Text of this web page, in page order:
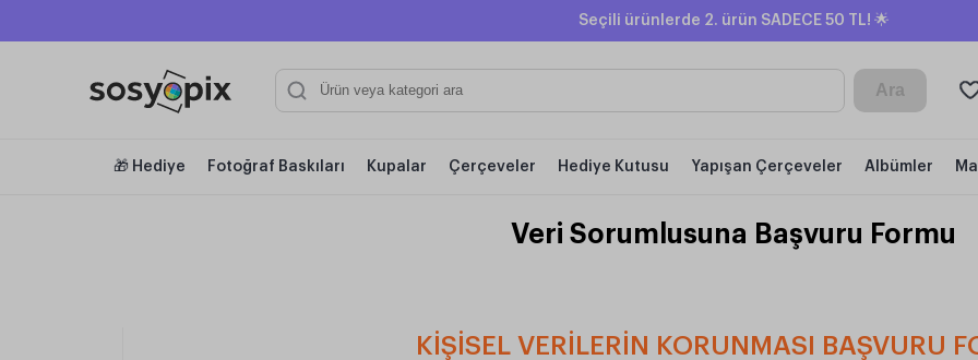
Seçili ürünlerde 2. ürün SADECE 50 TL! 🌟
Ara
🎁 Hediye Fotoğraf Baskıları Kupalar Çerçeveler Hediye Kutusu Yapışan Çerçeveler Albümler
Veri Sorumlusuna Başvuru Formu
KİŞİSEL VERİLERİN KORUNMASI BAŞVURU